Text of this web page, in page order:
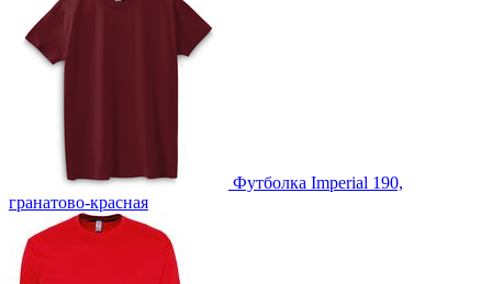
Футболка Imperial 190,
гранатово-красная